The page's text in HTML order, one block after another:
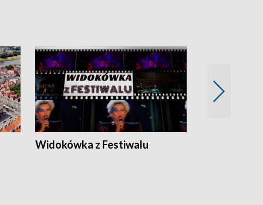
Widokówka z Festiwalu